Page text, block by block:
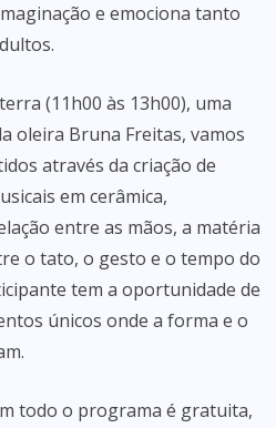
e emociona tanto
(11h00 às 13h00), uma
oleira Bruna Freitas, vamos
através da criação de
em cerâmica,
entre as mãos, a matéria
o tato, o gesto e o tempo do
tem a oportunidade de
únicos onde a forma e o
todo o programa é gratuita,